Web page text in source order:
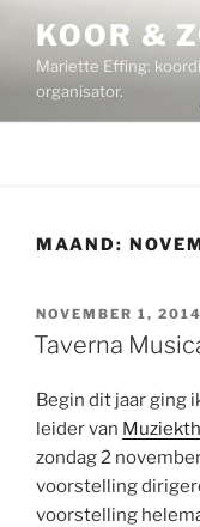
inhoud
KOOR &
Mariette Effing:
organisator.
MAAND:
GEPLAATST
OP
NOVEMBER 1, 2014
Taverna
Begin dit jaar ging
leider van
zondag 2
voorstelling
voorstelling